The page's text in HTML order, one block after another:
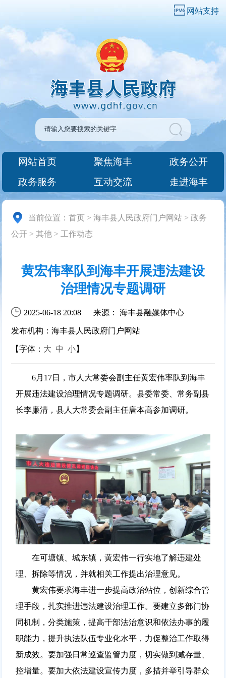
网站支持
网站首页 聚焦海丰
政务公开
政务服务
互动交流 走进海丰
当前位置：首页 >海丰县人民政府门户网站 >政务
公开 >其他 > 工作动态
黄宏伟率队到海丰开展违法建设
治理情况专题调研
2025-06-18 20:08 来源： 海丰县融媒体中心
发布机构：海丰县人民政府门户网站
【字体： 大 中 小】
6月17日，市人大常委会副主任黄宏伟率队到海丰
开展违法建设治理情况专题调研。县委常委、常务副县
长李廉清，县人大常委会副主任唐本高参加调研。
在可塘镇、城东镇，黄宏伟一行实地了解违建处
理、拆除等情况，并就相关工作提出治理意见。
黄宏伟要求海丰进一步提高政治站位，创新综合管
理手段，扎实推进违法建设治理工作。要建立多部门协
同机制，分类施策，提高干部法治意识和依法办事的履
职能力，提升执法队伍专业化水平，力促整治工作取得
新成效。要加强日常巡查监管力度，切实做到减存量、
控增量。要加大依法建设宣传力度，多措并举引导群众